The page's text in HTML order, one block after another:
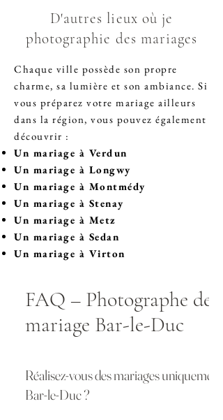
D'autres lieux où je
photographie des mariages
Chaque ville possède son propre
charme, sa lumière et son ambiance. Si
vous préparez votre mariage ailleurs
dans la région, vous pouvez également
découvrir :
Un mariage à Verdun
Un mariage à Longwy
Un mariage à Montmédy
Un mariage à Stenay
Un mariage à Metz
Un mariage à Sedan
Un mariage à Virton
FAQ – Photographe de
mariage Bar-le-Duc
Réalisez-vous des mariages uniquement à
Bar-le-Duc ?